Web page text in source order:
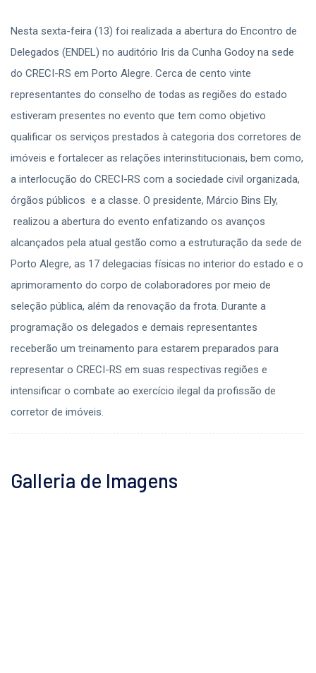
Nesta sexta-feira (13) foi realizada a abertura do Encontro de
Delegados (ENDEL) no auditório Iris da Cunha Godoy na sede
do CRECI-RS em Porto Alegre. Cerca de cento vinte
representantes do conselho de todas as regiões do estado
estiveram presentes no evento que tem como objetivo
qualificar os serviços prestados à categoria dos corretores de
imóveis e fortalecer as relações interinstitucionais, bem como,
a interlocução do CRECI-RS com a sociedade civil organizada,
órgãos públicos e a classe. O presidente, Márcio Bins Ely,
realizou a abertura do evento enfatizando os avanços
alcançados pela atual gestão como a estruturação da sede de
Porto Alegre, as 17 delegacias físicas no interior do estado e o
aprimoramento do corpo de colaboradores por meio de
seleção pública, além da renovação da frota. Durante a
programação os delegados e demais representantes
receberão um treinamento para estarem preparados para
representar o CRECI-RS em suas respectivas regiões e
intensificar o combate ao exercício ilegal da profissão de
corretor de imóveis.
Galleria de Imagens